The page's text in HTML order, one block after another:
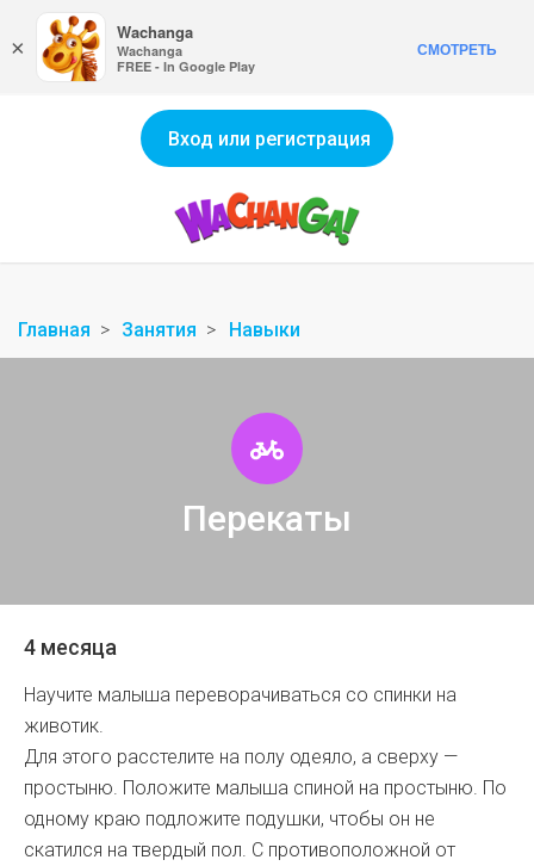
Вход или регистрация
Главная Занятия Навыки
Перекаты
4 месяца
Научите малыша переворачиваться со спинки на
животик.
Для этого расстелите на полу одеяло, а сверху —
простыню. Положите малыша спиной на простыню. По
одному краю подложите подушки, чтобы он не
скатился на твердый пол. С противоположной от
×
Wachanga
Wachanga
FREE - In Google Play
СМОТРЕТЬ